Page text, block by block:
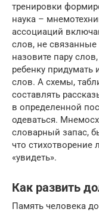
тренировки
наука –
ассоциаций
слов, не
назовите пару
ребенку
слов. А схемы,
составлять
в определенной
одеваться.
словарный запас,
что стихотворение
«увидеть».
Как развить
Память человека